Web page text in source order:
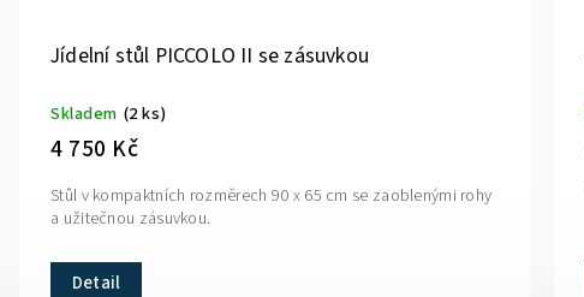
Jídelní stůl PICCOLO II se zásuvkou
Skladem (2 ks)
4 750 Kč
Detail
Stůl v kompaktních rozměrech 90 x 65 cm se zaoblenými rohy
a užitečnou zásuvkou.